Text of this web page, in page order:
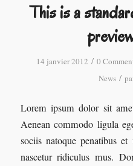
This is a
14 janvier 2012 / 0
News /
Lorem ipsum dolor sit
Aenean commodo ligula
sociis natoque penatibus
nascetur ridiculus mus.